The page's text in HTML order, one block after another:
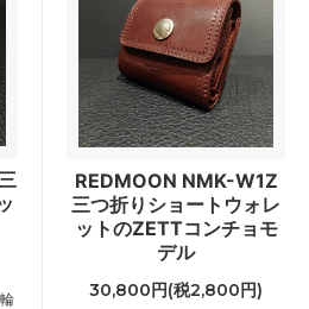
REDMOON NMK-W1Z
三つ折りショートウォレ
ットのZETTコンチョモ
デル
30,800円(税2,800円)